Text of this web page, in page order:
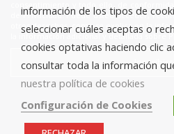
de Privacidad. Puede usted acceder,
otros derechos, como se explica en la
la información adicional y detallada sobre
información de los tipos de
seleccionar cuáles aceptas o
cookies optativas haciendo clic
consultar toda la información
nuestra política de cookies
Configuración de Cookies